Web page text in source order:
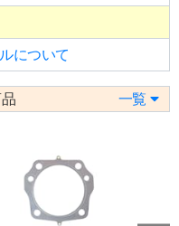
について
一覧